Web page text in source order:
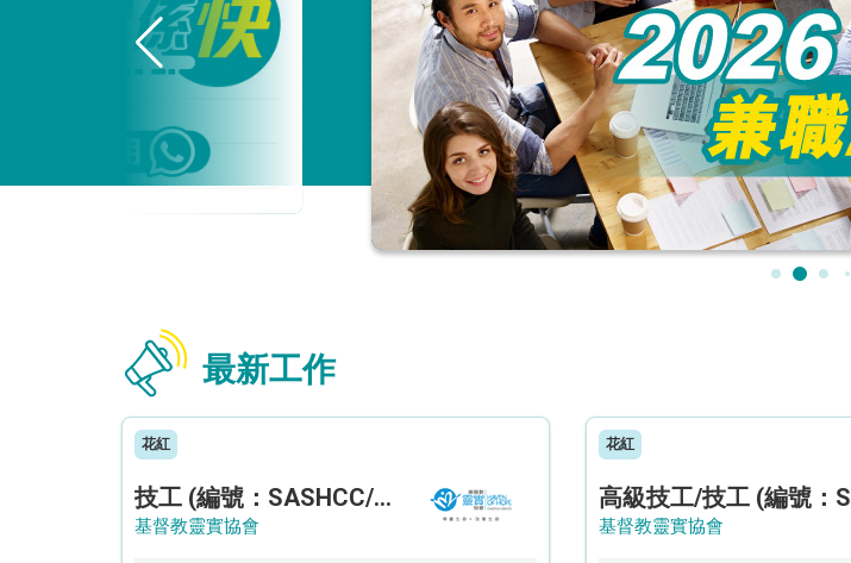
最新工作
花紅
技工 (編號：SASHCC/A/CTE)
基督教靈實協會
花紅
基督教靈實協會